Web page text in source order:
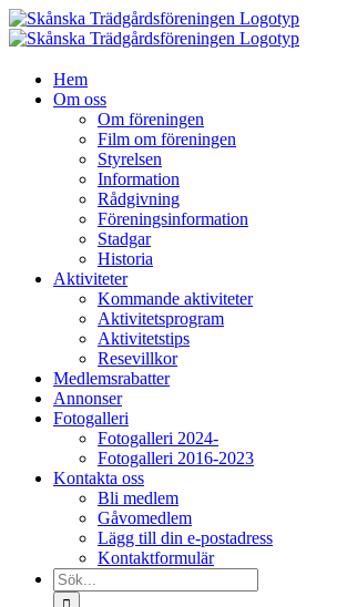
Fortsätt
till
Hem
Om oss
Om föreningen
Film om föreningen
Styrelsen
Information
Rådgivning
Föreningsinformation
Stadgar
Historia
Aktiviteter
Kommande aktiviteter
Aktivitetsprogram
Aktivitetstips
Resevillkor
Medlemsrabatter
Annonser
Fotogalleri
Fotogalleri 2024-
Fotogalleri 2016-2023
Kontakta oss
Bli medlem
Gåvomedlem
Lägg till din e-postadress
Kontaktformulär
Sök
efter: